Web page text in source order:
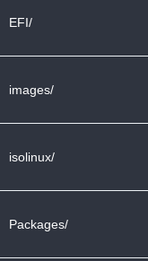
EFI/
images/
isolinux/
Packages/